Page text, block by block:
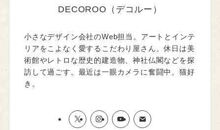
DECOROO（デコルー）
小さなデザイン会社のWeb担当。アートとインテ
リアをこよなく愛するこだわり屋さん。休日は美
術館やレトロな歴史的建造物、神社仏閣などを探
訪して過ごす。最近は一眼カメラに奮闘中。猫好
き。